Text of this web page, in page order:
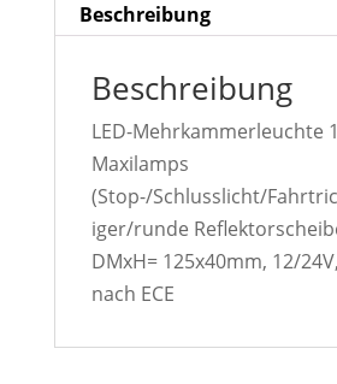
Beschreibung
Beschreibung
LED-Mehrkammerleuchte
Maxilamps
(Stop-/Schlusslicht/
iger/runde
DMxH= 125x40mm, 12/
nach ECE